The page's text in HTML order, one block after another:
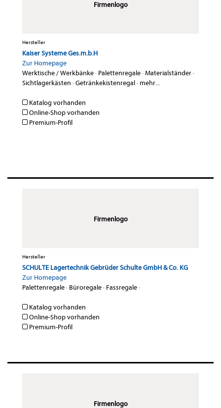
Firmenlogo
Hersteller
Kaiser Systeme Ges.m.b.H
Zur Homepage
Werktische / Werkbänke· Palettenregale·Materialständer·
Sichtlagerkästen ·Getränkekistenregal· mehr...
Katalog vorhanden
Online-Shop vorhanden
Premium-Profil
Firmenlogo
Hersteller
SCHULTE Lagertechnik Gebrüder Schulte GmbH & Co. KG
Zur Homepage
Palettenregale· Büroregale· Fassregale·
Katalog vorhanden
Online-Shop vorhanden
Premium-Profil
Firmenlogo